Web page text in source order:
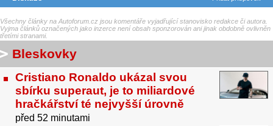
Všechny články na Autoforum.cz jsou komentáře vyjadřující stanovisko redakce či autora.
Vyjma článků označených jako inzerce není obsah sponzorován ani jinak obdobně ovlivněn
třetími stranami.
Bleskovky
Cristiano Ronaldo ukázal svou
sbírku superaut, je to miliardové
hračkářství té nejvyšší úrovně
před 52 minutami